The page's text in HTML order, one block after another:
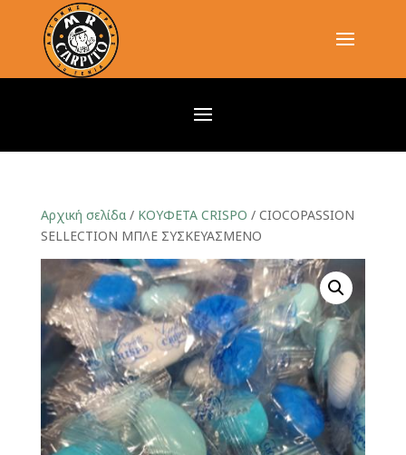
Αρχική σελίδα/ ΚΟΥΦΕΤΑ CRISPO / CIOCΟPASSION
SELLECTION MΠΛΕ ΣΥΣΚΕΥΑΣΜΕΝΟ